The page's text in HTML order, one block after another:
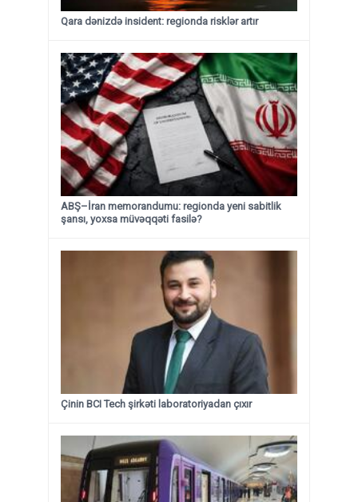
Qara dənizdə insident: regionda risklər artır
ABŞ–İran memorandumu: regionda yeni sabitlik
şansı, yoxsa müvəqqəti fasilə?
Çinin BCI Tech şirkəti laboratoriyadan çıxır